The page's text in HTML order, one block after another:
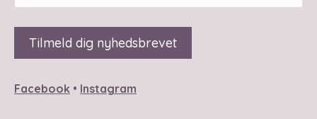
Facebook • Instagram